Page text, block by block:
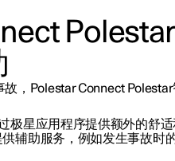
Polestar
，Polestar Connect
极星应用程序提供额外的舒
辅助服务，例如发生事故时